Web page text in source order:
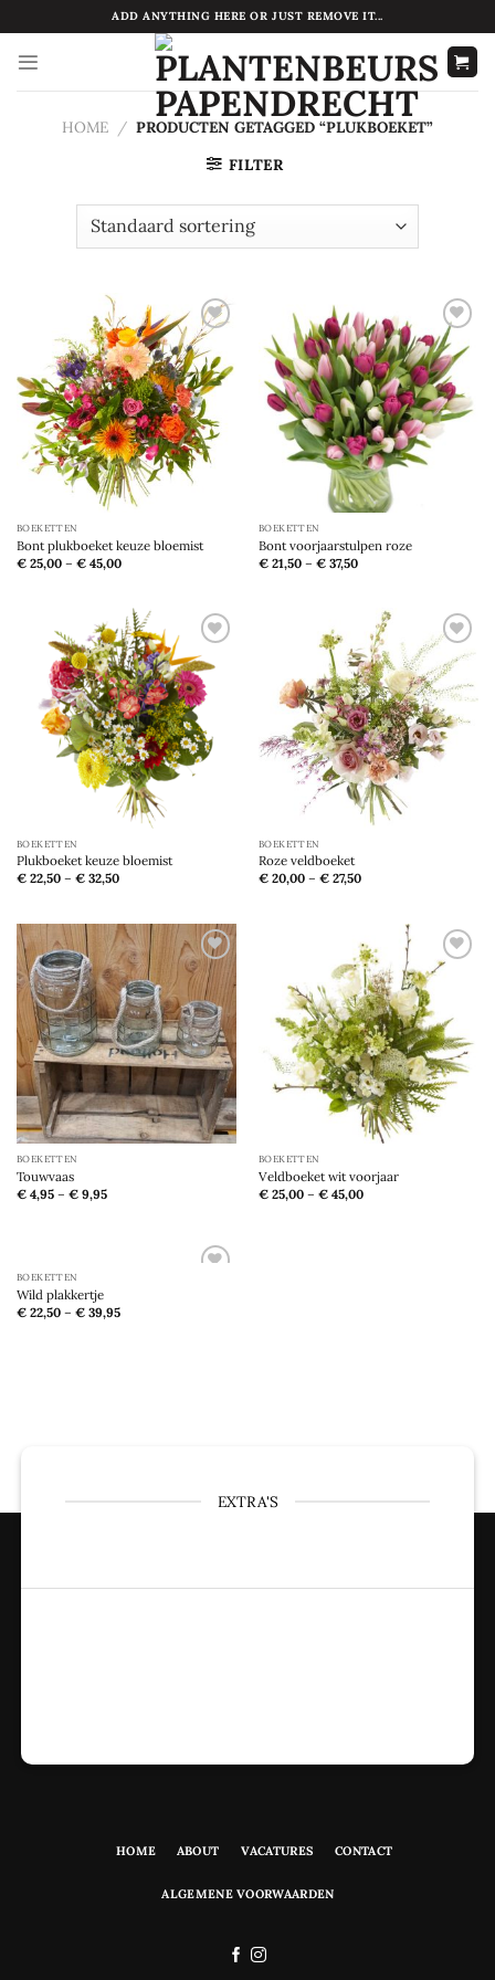
naar
inhoud
ADD ANYTHING HERE OR JUST REMOVE IT...
HOME / PRODUCTEN GETAGGED “PLUKBOEKET”
FILTER
Toevoegen
aan
verlanglijst
BOEKETTEN
Bont plukboeket keuze bloemist
€25,00– €45,00
Toevoegen
aan
verlanglijst
BOEKETTEN
Bont voorjaarstulpen roze
€21,50– €37,50
Toevoegen
aan
verlanglijst
BOEKETTEN
Plukboeket keuze bloemist
€22,50– €32,50
Toevoegen
aan
verlanglijst
BOEKETTEN
Roze veldboeket
€20,00– €27,50
Toevoegen
aan
verlanglijst
BOEKETTEN
Touwvaas
€4,95– €9,95
Toevoegen
verlanglijst
BOEKETTEN
Veldboeket wit voorjaar
€25,00– €45,00
BOEKETTEN
Wild plakkertje
€22,50– €39,95
EXTRA'S
HOME ABOUT VACATURES CONTACT
ALGEMENE VOORWAARDEN